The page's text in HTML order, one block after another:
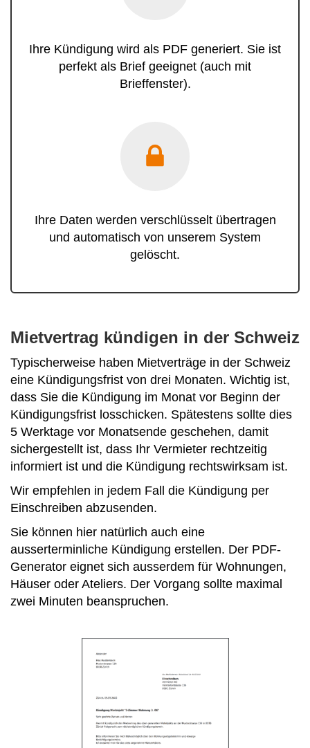
Ihre Kündigung wird als PDF generiert. Sie ist
perfekt als Brief geeignet (auch mit
Brieffenster).
Ihre Daten werden verschlüsselt übertragen
und automatisch von unserem System
gelöscht.
Mietvertrag kündigen in der Schweiz
Typischerweise haben Mietverträge in der Schweiz
eine Kündigungsfrist von drei Monaten. Wichtig ist,
dass Sie die Kündigung im Monat vor Beginn der
Kündigungsfrist losschicken. Spätestens sollte dies
5 Werktage vor Monatsende geschehen, damit
sichergestellt ist, dass Ihr Vermieter rechtzeitig
informiert ist und die Kündigung rechtswirksam ist.
Wir empfehlen in jedem Fall die Kündigung per
Einschreiben abzusenden.
Sie können hier natürlich auch eine
ausserterminliche Kündigung erstellen. Der PDF-
Generator eignet sich ausserdem für Wohnungen,
Häuser oder Ateliers. Der Vorgang sollte maximal
zwei Minuten beanspruchen.